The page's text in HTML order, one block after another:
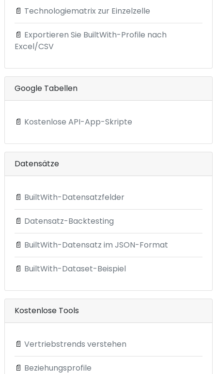
📄 Technologiematrix zur Einzelzelle
📄 Exportieren Sie BuiltWith-Profile nach
Excel/CSV
Google Tabellen
📄 Kostenlose API-App-Skripte
Datensätze
📄 BuiltWith-Datensatzfelder
📄 Datensatz-Backtesting
📄 BuiltWith-Datensatz im JSON-Format
📄 BuiltWith-Dataset-Beispiel
Kostenlose Tools
📄 Vertriebstrends verstehen
📄 Beziehungsprofile